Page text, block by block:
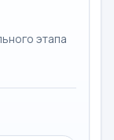
этапа